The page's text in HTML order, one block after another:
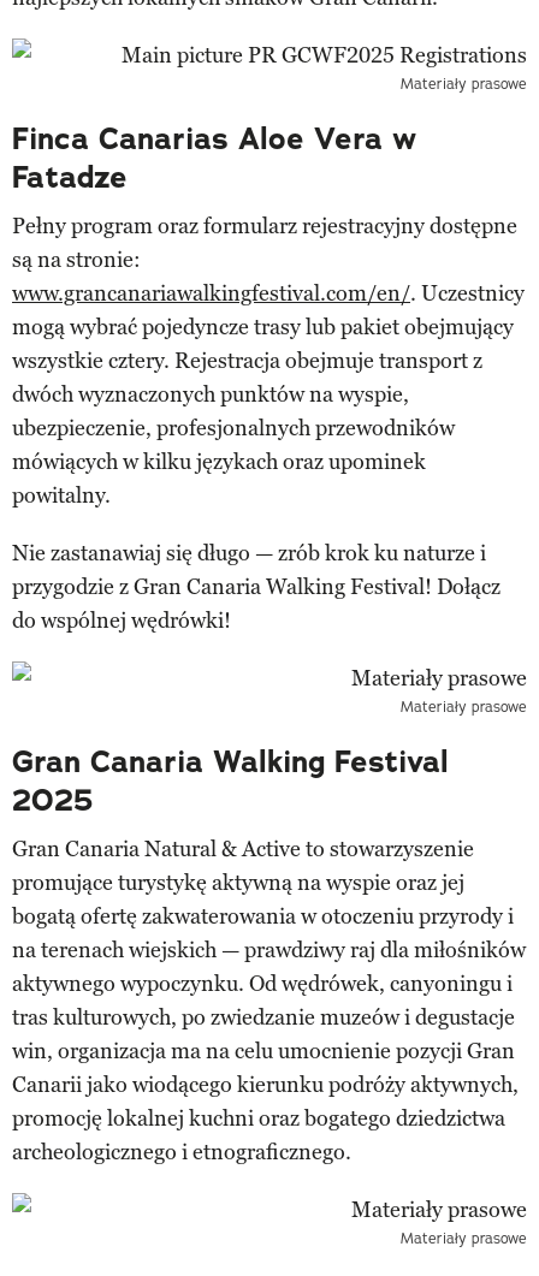
Materiały prasowe
Finca Canarias Aloe Vera w
Fatadze
Pełny program oraz formularz rejestracyjny dostępne
są na stronie:
www.grancanariawalkingfestival.com/en/. Uczestnicy
mogą wybrać pojedyncze trasy lub pakiet obejmujący
wszystkie cztery. Rejestracja obejmuje transport z
dwóch wyznaczonych punktów na wyspie,
ubezpieczenie, profesjonalnych przewodników
mówiących w kilku językach oraz upominek
powitalny.
Nie zastanawiaj się długo — zrób krok ku naturze i
przygodzie z Gran Canaria Walking Festival! Dołącz
do wspólnej wędrówki!
Materiały prasowe
Gran Canaria Walking Festival
2025
Gran Canaria Natural & Active to stowarzyszenie
promujące turystykę aktywną na wyspie oraz jej
bogatą ofertę zakwaterowania w otoczeniu przyrody i
na terenach wiejskich — prawdziwy raj dla miłośników
aktywnego wypoczynku. Od wędrówek, canyoningu i
tras kulturowych, po zwiedzanie muzeów i degustacje
win, organizacja ma na celu umocnienie pozycji Gran
Canarii jako wiodącego kierunku podróży aktywnych,
promocję lokalnej kuchni oraz bogatego dziedzictwa
archeologicznego i etnograficznego.
Materiały prasowe